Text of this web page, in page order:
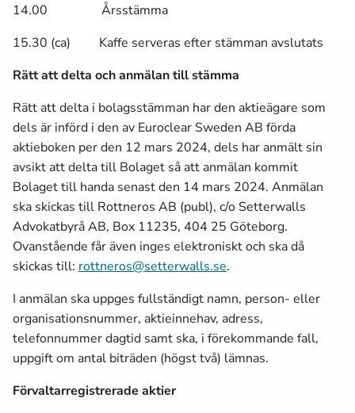
14.00 Årsstämma
15.30 (ca) Kaffe serveras efter stämman avslutats
Rätt att delta och anmälan till stämma
Rätt att delta i bolagsstämman har den aktieägare som
dels är införd i den av Euroclear Sweden AB förda
aktieboken per den 12 mars 2024, dels har anmält sin
avsikt att delta till Bolaget så att anmälan kommit
Bolaget till handa senast den 14 mars 2024. Anmälan
ska skickas till Rottneros AB (publ), c/o Setterwalls
Advokatbyrå AB, Box 11235, 404 25 Göteborg.
Ovanstående får även inges elektroniskt och ska då
skickas till: rottneros@setterwalls.se.
I anmälan ska uppges fullständigt namn, person- eller
organisationsnummer, aktieinnehav, adress,
telefonnummer dagtid samt ska, i förekommande fall,
uppgift om antal biträden (högst två) lämnas.
Förvaltarregistrerade aktier